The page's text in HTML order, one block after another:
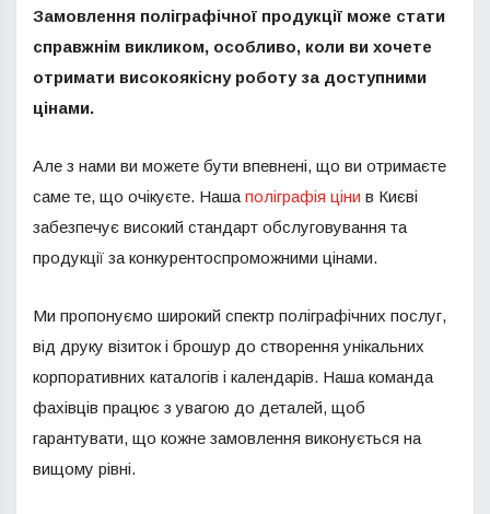
Замовлення поліграфічної продукції може стати
справжнім викликом, особливо, коли ви хочете
отримати високоякісну роботу за доступними
цінами.
Але з нами ви можете бути впевнені, що ви отримаєте
саме те, що очікуєте. Наша поліграфія ціни в Києві
забезпечує високий стандарт обслуговування та
продукції за конкурентоспроможними цінами.
Ми пропонуємо широкий спектр поліграфічних послуг,
від друку візиток і брошур до створення унікальних
корпоративних каталогів і календарів. Наша команда
фахівців працює з увагою до деталей, щоб
гарантувати, що кожне замовлення виконується на
вищому рівні.